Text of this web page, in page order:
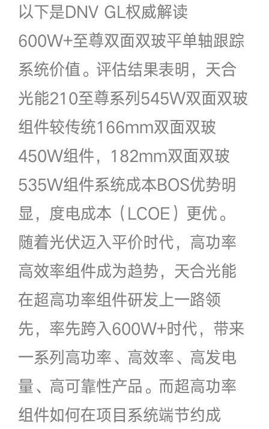
以下是DNV GL权威解读
600W+至尊双面双玻平单轴跟踪
系统价值。评估结果表明，天合
光能210至尊系列545W双面双玻
组件较传统166mm双面双玻
450W组件，182mm双面双玻
535W组件系统成本BOS优势明
显，度电成本（LCOE）更优。
随着光伏迈入平价时代，高功率
高效率组件成为趋势，天合光能
在超高功率组件研发上一路领
先，率先跨入600W+时代，带来
一系列高功率、高效率、高发电
量、高可靠性产品。而超高功率
组件如何在项目系统端节约成